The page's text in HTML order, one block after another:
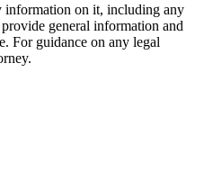
information on it, including any
general information and
For guidance on any legal